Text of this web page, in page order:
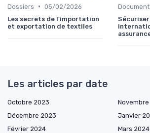
Dossiers • 05/02/2026
Les secrets de l'importation
et exportation de textiles
Les articles par date
Octobre 2023
Décembre 2023
Janvier
Février 2024
Mars 2024